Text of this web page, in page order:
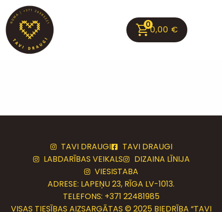
00,00 €
TAVI DRAUGI
TAVI DRAUGI
LABDARĪBAS VEIKALS
DIZAINA LĪNIJA
VIESISTABA
ADRESE: LAPEŅU 23, RĪGA LV-1013.
TELEFONS: +371 22481985
VISAS TIESĪBAS AIZSARGĀTAS © 2025 BIEDRĪBA “TAVI